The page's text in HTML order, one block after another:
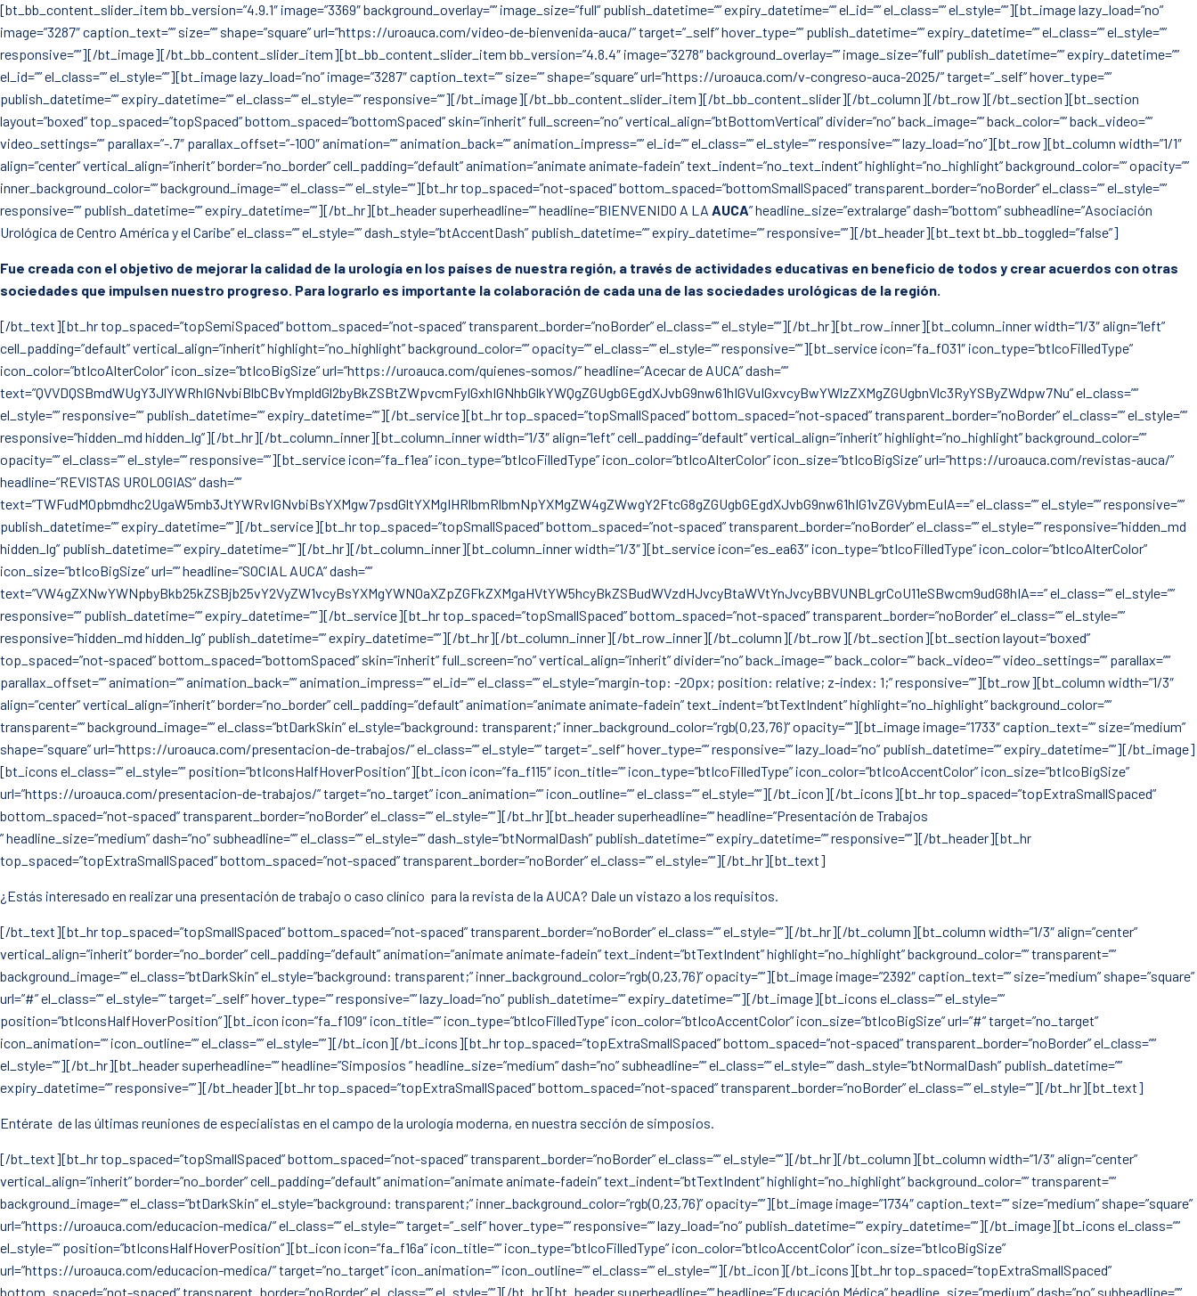
[bt_bb_content_slider_item bb_version=”4.9.1″ image=”3369″ background_overlay=”” image_size=”full” publish_datetime=”” expiry_datetime=”” el_id=”” el_class=”” el_style=””][bt_image lazy_load=”no”
image=”3287″ caption_text=”” size=”” shape=”square” url=”https://uroauca.com/video-de-bienvenida-auca/” target=”_self” hover_type=”” publish_datetime=”” expiry_datetime=”” el_class=”” el_style=””
responsive=””][/bt_image][/bt_bb_content_slider_item][bt_bb_content_slider_item bb_version=”4.8.4″ image=”3278″ background_overlay=”” image_size=”full” publish_datetime=”” expiry_datetime=””
el_id=”” el_class=”” el_style=””][bt_image lazy_load=”no” image=”3287″ caption_text=”” size=”” shape=”square” url=”https://uroauca.com/v-congreso-auca-2025/” target=”_self” hover_type=””
publish_datetime=”” expiry_datetime=”” el_class=”” el_style=”” responsive=””][/bt_image][/bt_bb_content_slider_item][/bt_bb_content_slider][/bt_column][/bt_row][/bt_section][bt_section
layout=”boxed” top_spaced=”topSpaced” bottom_spaced=”bottomSpaced” skin=”inherit” full_screen=”no” vertical_align=”btBottomVertical” divider=”no” back_image=”” back_color=”” back_video=””
video_settings=”” parallax=”-.7″ parallax_offset=”-100″ animation=”” animation_back=”” animation_impress=”” el_id=”” el_class=”” el_style=”” responsive=”” lazy_load=”no”][bt_row][bt_column width=”1/1″
align=”center” vertical_align=”inherit” border=”no_border” cell_padding=”default” animation=”animate animate-fadein” text_indent=”no_text_indent” highlight=”no_highlight” background_color=”” opacity=””
inner_background_color=”” background_image=”” el_class=”” el_style=””][bt_hr top_spaced=”not-spaced” bottom_spaced=”bottomSmallSpaced” transparent_border=”noBorder” el_class=”” el_style=””
responsive=”” publish_datetime=”” expiry_datetime=””][/bt_hr][bt_header superheadline=”” headline=”BIENVENIDO A LA AUCA” headline_size=”extralarge” dash=”bottom” subheadline=”Asociación
Urológica de Centro América y el Caribe” el_class=”” el_style=”” dash_style=”btAccentDash” publish_datetime=”” expiry_datetime=”” responsive=””][/bt_header][bt_text bt_bb_toggled=”false”]
Fue creada con el objetivo de mejorar la calidad de la urología en los países de nuestra región, a través de actividades educativas en beneficio de todos y crear acuerdos con otras
sociedades que impulsen nuestro progreso. Para lograrlo es importante la colaboración de cada una de las sociedades urológicas de la región.
[/bt_text][bt_hr top_spaced=”topSemiSpaced” bottom_spaced=”not-spaced” transparent_border=”noBorder” el_class=”” el_style=””][/bt_hr][bt_row_inner][bt_column_inner width=”1/3″ align=”left”
cell_padding=”default” vertical_align=”inherit” highlight=”no_highlight” background_color=”” opacity=”” el_class=”” el_style=”” responsive=””][bt_service icon=”fa_f031″ icon_type=”btIcoFilledType”
icon_color=”btIcoAlterColor” icon_size=”btIcoBigSize” url=”https://uroauca.com/quienes-somos/” headline=”Acecar de AUCA” dash=””
text=”QVVDQSBmdWUgY3JlYWRhIGNvbiBlbCBvYmpldGl2byBkZSBtZWpvcmFyIGxhIGNhbGlkYWQgZGUgbGEgdXJvbG9nw61hIGVuIGxvcyBwYWlzZXMgZGUgbnVlc3RyYSByZWdpw7Nu” el_class=””
el_style=”” responsive=”” publish_datetime=”” expiry_datetime=””][/bt_service][bt_hr top_spaced=”topSmallSpaced” bottom_spaced=”not-spaced” transparent_border=”noBorder” el_class=”” el_style=””
responsive=”hidden_md hidden_lg”][/bt_hr][/bt_column_inner][bt_column_inner width=”1/3″ align=”left” cell_padding=”default” vertical_align=”inherit” highlight=”no_highlight” background_color=””
opacity=”” el_class=”” el_style=”” responsive=””][bt_service icon=”fa_f1ea” icon_type=”btIcoFilledType” icon_color=”btIcoAlterColor” icon_size=”btIcoBigSize” url=”https://uroauca.com/revistas-auca/”
headline=”REVISTAS UROLOGIAS” dash=””
text=”TWFudMOpbmdhc2UgaW5mb3JtYWRvIGNvbiBsYXMgw7psdGltYXMgIHRlbmRlbmNpYXMgZW4gZWwgY2FtcG8gZGUgbGEgdXJvbG9nw61hIG1vZGVybmEuIA==” el_class=”” el_style=”” responsive=””
publish_datetime=”” expiry_datetime=””][/bt_service][bt_hr top_spaced=”topSmallSpaced” bottom_spaced=”not-spaced” transparent_border=”noBorder” el_class=”” el_style=”” responsive=”hidden_md
hidden_lg” publish_datetime=”” expiry_datetime=””][/bt_hr][/bt_column_inner][bt_column_inner width=”1/3″][bt_service icon=”es_ea63″ icon_type=”btIcoFilledType” icon_color=”btIcoAlterColor”
icon_size=”btIcoBigSize” url=”” headline=”SOCIAL AUCA” dash=””
text=”VW4gZXNwYWNpbyBkb25kZSBjb25vY2VyZW1vcyBsYXMgYWN0aXZpZGFkZXMgaHVtYW5hcyBkZSBudWVzdHJvcyBtaWVtYnJvcyBBVUNBLgrCoU11eSBwcm9udG8hIA==” el_class=”” el_style=””
responsive=”” publish_datetime=”” expiry_datetime=””][/bt_service][bt_hr top_spaced=”topSmallSpaced” bottom_spaced=”not-spaced” transparent_border=”noBorder” el_class=”” el_style=””
responsive=”hidden_md hidden_lg” publish_datetime=”” expiry_datetime=””][/bt_hr][/bt_column_inner][/bt_row_inner][/bt_column][/bt_row][/bt_section][bt_section layout=”boxed”
top_spaced=”not-spaced” bottom_spaced=”bottomSpaced” skin=”inherit” full_screen=”no” vertical_align=”inherit” divider=”no” back_image=”” back_color=”” back_video=”” video_settings=”” parallax=””
parallax_offset=”” animation=”” animation_back=”” animation_impress=”” el_id=”” el_class=”” el_style=”margin-top: -20px; position: relative; z-index: 1;” responsive=””][bt_row][bt_column width=”1/3″
align=”center” vertical_align=”inherit” border=”no_border” cell_padding=”default” animation=”animate animate-fadein” text_indent=”btTextIndent” highlight=”no_highlight” background_color=””
transparent=”” background_image=”” el_class=”btDarkSkin” el_style=”background: transparent;” inner_background_color=”rgb(0,23,76)” opacity=””][bt_image image=”1733″ caption_text=”” size=”medium”
shape=”square” url=”https://uroauca.com/presentacion-de-trabajos/” el_class=”” el_style=”” target=”_self” hover_type=”” responsive=”” lazy_load=”no” publish_datetime=”” expiry_datetime=””][/bt_image]
[bt_icons el_class=”” el_style=”” position=”btIconsHalfHoverPosition”][bt_icon icon=”fa_f115″ icon_title=”” icon_type=”btIcoFilledType” icon_color=”btIcoAccentColor” icon_size=”btIcoBigSize”
url=”https://uroauca.com/presentacion-de-trabajos/” target=”no_target” icon_animation=”” icon_outline=”” el_class=”” el_style=””][/bt_icon][/bt_icons][bt_hr top_spaced=”topExtraSmallSpaced”
bottom_spaced=”not-spaced” transparent_border=”noBorder” el_class=”” el_style=””][/bt_hr][bt_header superheadline=”” headline=”Presentación de Trabajos
” headline_size=”medium” dash=”no” subheadline=”” el_class=”” el_style=”” dash_style=”btNormalDash” publish_datetime=”” expiry_datetime=”” responsive=””][/bt_header][bt_hr
top_spaced=”topExtraSmallSpaced” bottom_spaced=”not-spaced” transparent_border=”noBorder” el_class=”” el_style=””][/bt_hr][bt_text]
¿Estás interesado en realizar una presentación de trabajo o caso clínico para la revista de la AUCA? Dale un vistazo a los requisitos.
[/bt_text][bt_hr top_spaced=”topSmallSpaced” bottom_spaced=”not-spaced” transparent_border=”noBorder” el_class=”” el_style=””][/bt_hr][/bt_column][bt_column width=”1/3″ align=”center”
vertical_align=”inherit” border=”no_border” cell_padding=”default” animation=”animate animate-fadein” text_indent=”btTextIndent” highlight=”no_highlight” background_color=”” transparent=””
background_image=”” el_class=”btDarkSkin” el_style=”background: transparent;” inner_background_color=”rgb(0,23,76)” opacity=””][bt_image image=”2392″ caption_text=”” size=”medium” shape=”square”
url=”#” el_class=”” el_style=”” target=”_self” hover_type=”” responsive=”” lazy_load=”no” publish_datetime=”” expiry_datetime=””][/bt_image][bt_icons el_class=”” el_style=””
position=”btIconsHalfHoverPosition”][bt_icon icon=”fa_f109″ icon_title=”” icon_type=”btIcoFilledType” icon_color=”btIcoAccentColor” icon_size=”btIcoBigSize” url=”#” target=”no_target”
icon_animation=”” icon_outline=”” el_class=”” el_style=””][/bt_icon][/bt_icons][bt_hr top_spaced=”topExtraSmallSpaced” bottom_spaced=”not-spaced” transparent_border=”noBorder” el_class=””
el_style=””][/bt_hr][bt_header superheadline=”” headline=”Simposios ” headline_size=”medium” dash=”no” subheadline=”” el_class=”” el_style=”” dash_style=”btNormalDash” publish_datetime=””
expiry_datetime=”” responsive=””][/bt_header][bt_hr top_spaced=”topExtraSmallSpaced” bottom_spaced=”not-spaced” transparent_border=”noBorder” el_class=”” el_style=””][/bt_hr][bt_text]
Entérate de las últimas reuniones de especialistas en el campo de la urología moderna, en nuestra sección de simposios.
[/bt_text][bt_hr top_spaced=”topSmallSpaced” bottom_spaced=”not-spaced” transparent_border=”noBorder” el_class=”” el_style=””][/bt_hr][/bt_column][bt_column width=”1/3″ align=”center”
vertical_align=”inherit” border=”no_border” cell_padding=”default” animation=”animate animate-fadein” text_indent=”btTextIndent” highlight=”no_highlight” background_color=”” transparent=””
background_image=”” el_class=”btDarkSkin” el_style=”background: transparent;” inner_background_color=”rgb(0,23,76)” opacity=””][bt_image image=”1734″ caption_text=”” size=”medium” shape=”square”
url=”https://uroauca.com/educacion-medica/” el_class=”” el_style=”” target=”_self” hover_type=”” responsive=”” lazy_load=”no” publish_datetime=”” expiry_datetime=””][/bt_image][bt_icons el_class=””
el_style=”” position=”btIconsHalfHoverPosition”][bt_icon icon=”fa_f16a” icon_title=”” icon_type=”btIcoFilledType” icon_color=”btIcoAccentColor” icon_size=”btIcoBigSize”
url=”https://uroauca.com/educacion-medica/” target=”no_target” icon_animation=”” icon_outline=”” el_class=”” el_style=””][/bt_icon][/bt_icons][bt_hr top_spaced=”topExtraSmallSpaced”
bottom_spaced=”not-spaced” transparent_border=”noBorder” el_class=”” el_style=””][/bt_hr][bt_header superheadline=”” headline=”Educación Médica” headline_size=”medium” dash=”no” subheadline=””